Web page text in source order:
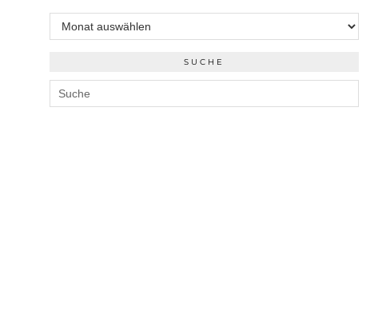
Archiv
SUCHE